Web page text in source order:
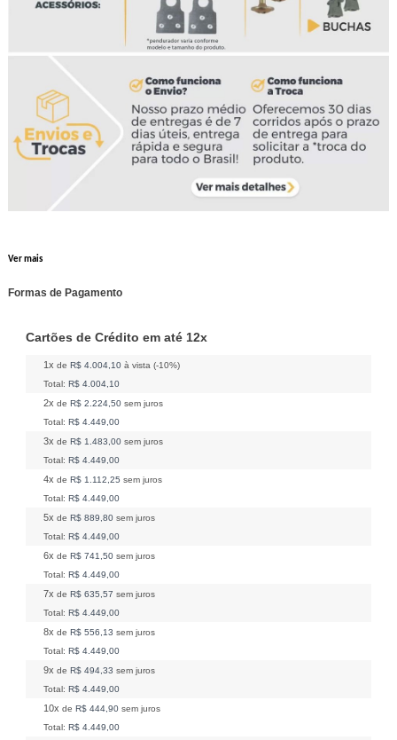
Ver mais
Formas de Pagamento
Cartões de Crédito em até 12x
1x de R$ 4.004,10 à vista (-10%)
Total: R$ 4.004,10
2x de R$ 2.224,50 sem juros
Total: R$ 4.449,00
3x de R$ 1.483,00 sem juros
Total: R$ 4.449,00
4x de R$ 1.112,25 sem juros
Total: R$ 4.449,00
5x de R$ 889,80 sem juros
Total: R$ 4.449,00
6x de R$ 741,50 sem juros
Total: R$ 4.449,00
7x de R$ 635,57 sem juros
Total: R$ 4.449,00
8x de R$ 556,13 sem juros
Total: R$ 4.449,00
9x de R$ 494,33 sem juros
Total: R$ 4.449,00
10x de R$ 444,90 sem juros
Total: R$ 4.449,00